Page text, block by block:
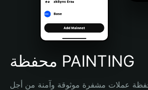
Português (Brasil)
Español (Argentina)
محفظة PAINTING
عملات مشفرة موثوقة وآمنة من أجل